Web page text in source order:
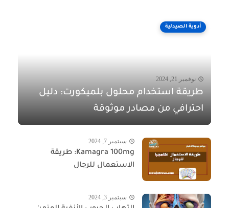
أدوية الصيدلية
نوفمبر 21, 2024
طريقة استخدام محلول بلميكورت: دليل
احترافي من مصادر موثوقة
سبتمبر 7, 2024
Kamagra 100mg: طريقة
الاستعمال للرجال
سبتمبر 3, 2024